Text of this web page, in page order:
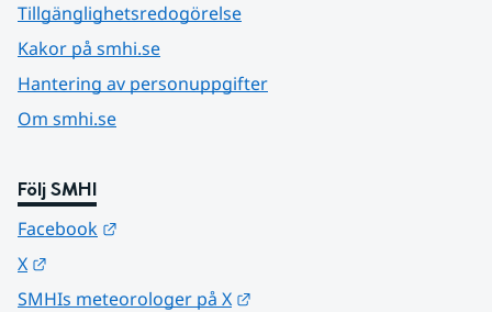
Tillgänglighetsredogörelse
Kakor på smhi.se
Hantering av personuppgifter
Om smhi.se
Följ SMHI
Facebook
X
SMHIs meteorologer på X